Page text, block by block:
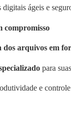
ágeis e
compromisso
arquivos em
para
e